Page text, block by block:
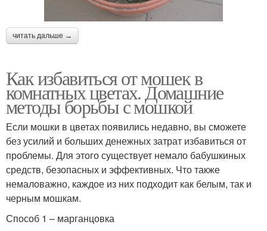
читать дальше →
Как избавиться от мошек в
комнатных цветах. Домашние
методы борьбы с мошкой
Если мошки в цветах появились недавно, вы сможете
без усилий и больших денежных затрат избавиться от
проблемы. Для этого существует немало бабушкиных
средств, безопасных и эффективных. Что также
немаловажно, каждое из них подходит как белым, так и
черным мошкам.
Способ 1 – марганцовка